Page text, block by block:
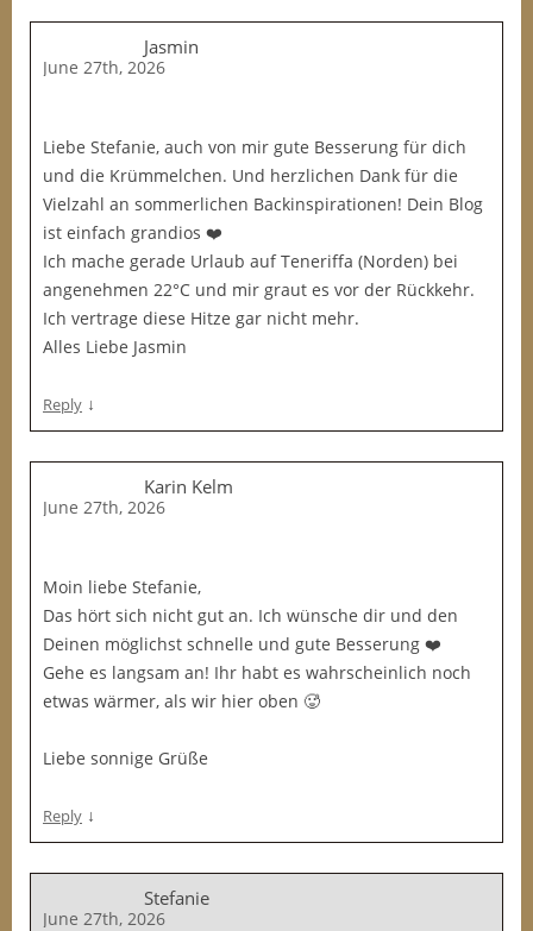
Jasmin
June 27th, 2026
Liebe Stefanie, auch von mir gute Besserung für dich
und die Krümmelchen. Und herzlichen Dank für die
Vielzahl an sommerlichen Backinspirationen! Dein Blog
ist einfach grandios ❤️
Ich mache gerade Urlaub auf Teneriffa (Norden) bei
angenehmen 22°C und mir graut es vor der Rückkehr.
Ich vertrage diese Hitze gar nicht mehr.
Alles Liebe Jasmin
Reply ↓
Karin Kelm
June 27th, 2026
Moin liebe Stefanie,
Das hört sich nicht gut an. Ich wünsche dir und den
Deinen möglichst schnelle und gute Besserung ❤️
Gehe es langsam an! Ihr habt es wahrscheinlich noch
etwas wärmer, als wir hier oben 🥵
Liebe sonnige Grüße
Reply ↓
Stefanie
June 27th, 2026